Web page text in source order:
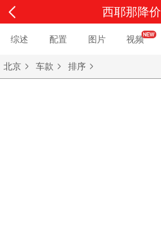
西耶那降价
综述 配置 图片 视频
北京 车款 排序